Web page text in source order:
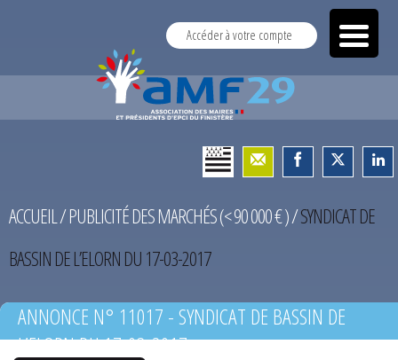
Accéder à votre compte
ACCUEIL/PUBLICITÉ DES MARCHÉS (< 90 000 € )/SYNDICAT DE
BASSIN DE L’ELORN DU 17-03-2017
ANNONCE N° 11017 - SYNDICAT DE BASSIN DE
L’ELORN DU 17-03-2017